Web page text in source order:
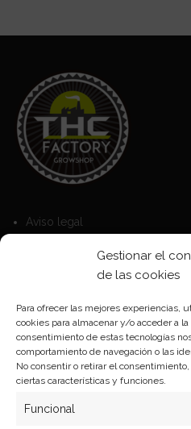
Gestionar el
de las cookies
Para ofrecer las mejores experiencias,
cookies para almacenar y/o acceder a
consentimiento de estas tecnologías
comportamiento de navegación o las
No consentir o retirar el
ciertas características y funciones.
Funcional
Aviso legal
Política de privacidad
Formas de pago
Plazos y condiciones de envio
Politica de devoluciones